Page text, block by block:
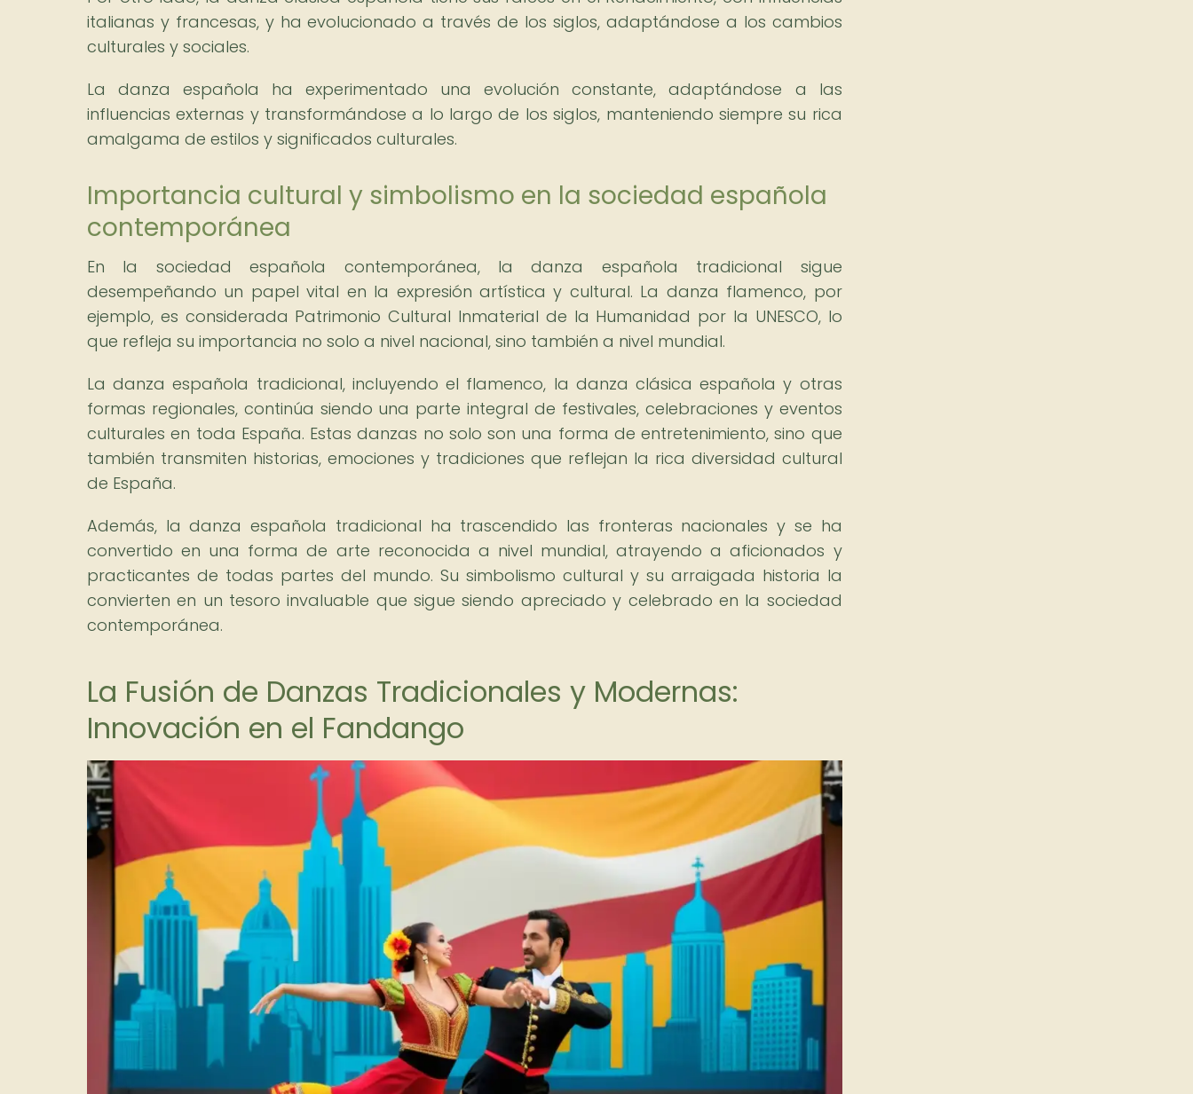
italianas y francesas, y ha evolucionado a través de los siglos, adaptándose a los cambios
culturales y sociales.
La danza española ha experimentado una evolución constante, adaptándose a las
influencias externas y transformándose a lo largo de los siglos, manteniendo siempre su rica
amalgama de estilos y significados culturales.
Importancia cultural y simbolismo en la sociedad española
contemporánea
En la sociedad española contemporánea, la danza española tradicional sigue
desempeñando un papel vital en la expresión artística y cultural. La danza flamenco, por
ejemplo, es considerada Patrimonio Cultural Inmaterial de la Humanidad por la UNESCO, lo
que refleja su importancia no solo a nivel nacional, sino también a nivel mundial.
La danza española tradicional, incluyendo el flamenco, la danza clásica española y otras
formas regionales, continúa siendo una parte integral de festivales, celebraciones y eventos
culturales en toda España. Estas danzas no solo son una forma de entretenimiento, sino que
también transmiten historias, emociones y tradiciones que reflejan la rica diversidad cultural
de España.
Además, la danza española tradicional ha trascendido las fronteras nacionales y se ha
convertido en una forma de arte reconocida a nivel mundial, atrayendo a aficionados y
practicantes de todas partes del mundo. Su simbolismo cultural y su arraigada historia la
convierten en un tesoro invaluable que sigue siendo apreciado y celebrado en la sociedad
contemporánea.
La Fusión de Danzas Tradicionales y Modernas:
Innovación en el Fandango